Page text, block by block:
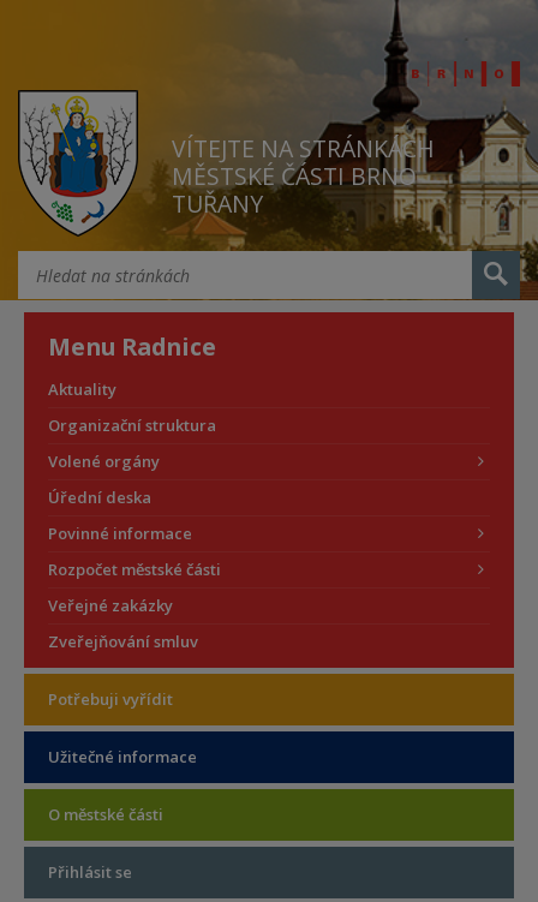
VÍTEJTE NA STRÁNKÁCH
MĚSTSKÉ ČÁSTI BRNO
TUŘANY
Menu Radnice
Aktuality
Organizační struktura
Volené orgány
Úřední deska
Povinné informace
Rozpočet městské části
Veřejné zakázky
Zveřejňování smluv
Potřebuji vyřídit
Užitečné informace
O městské části
Přihlásit se